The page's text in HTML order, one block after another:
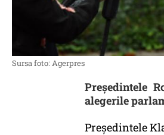
Sursa foto: Agerpres
Președintele
alegerile
Președintele